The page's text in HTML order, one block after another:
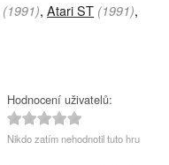
(1991),Atari ST (1991),
Hodnocení uživatelů:
Nikdo zatím nehodnotil tuto hru